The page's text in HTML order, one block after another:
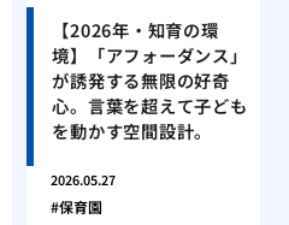
【2026年・知育の環
境】「アフォーダンス」
が誘発する無限の好奇
心。言葉を超えて子ども
を動かす空間設計。
2026.05.27
保育園